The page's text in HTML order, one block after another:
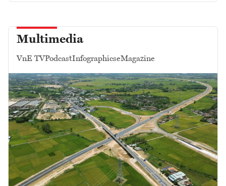
Multimedia
VnE TVPodcastInfographicseMagazine